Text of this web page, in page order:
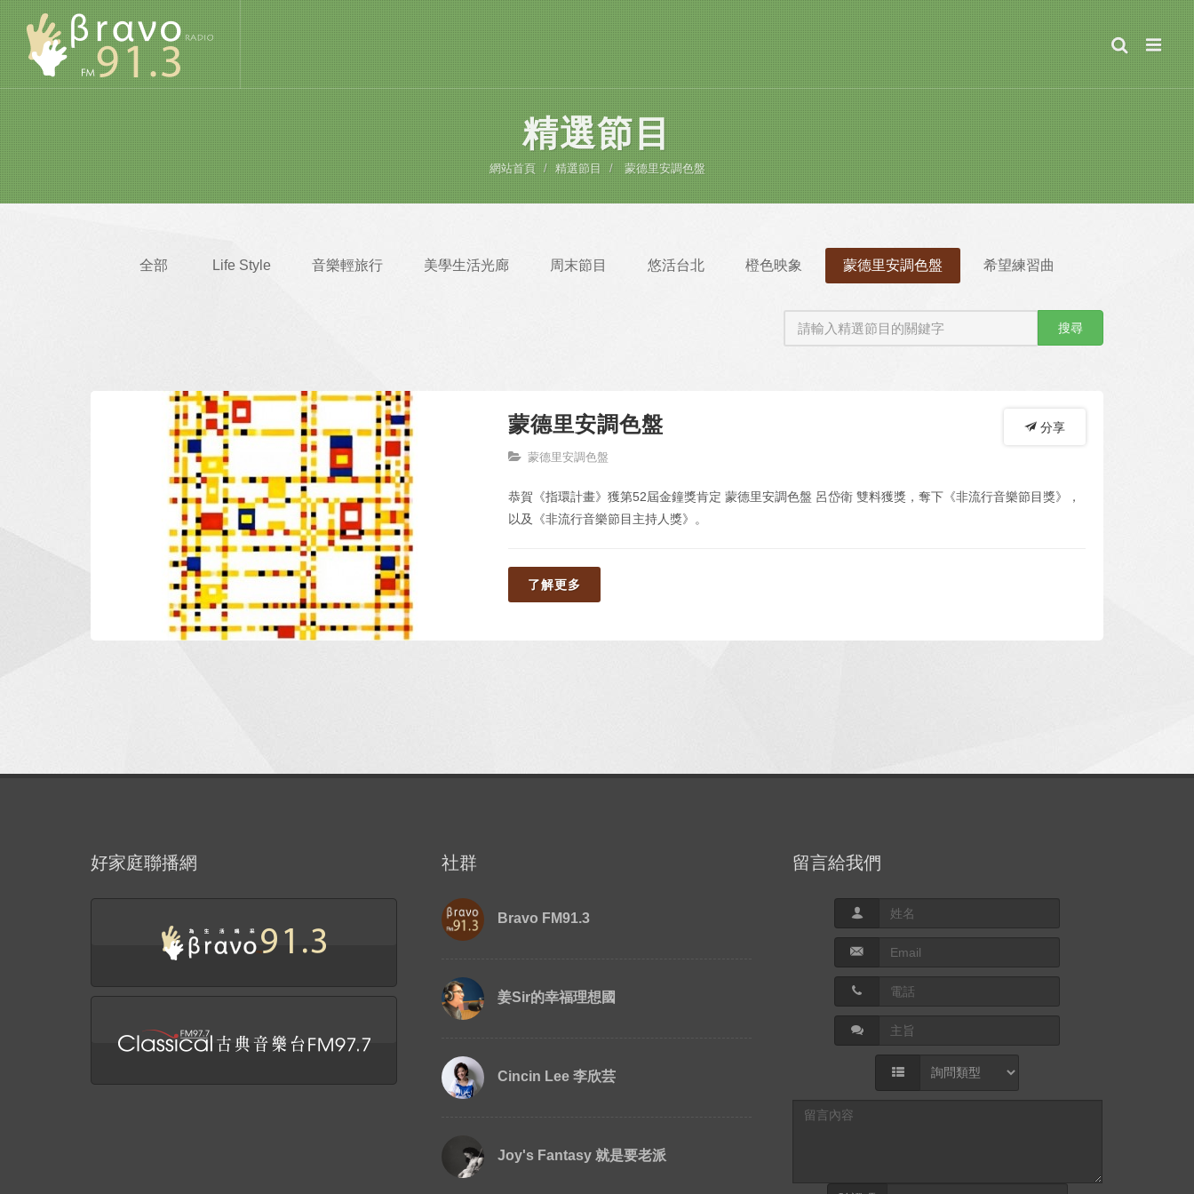
精選節目
網站首頁 精選節目 蒙德里安調色盤
全部 Life Style 音樂輕旅行 美學生活光廊 周末節目 悠活台北 橙色映象 蒙德里安調色盤 希望練習曲
搜尋
分享
蒙德里安調色盤
蒙德里安調色盤
恭賀《指環計畫》獲第52屆金鐘獎肯定 蒙德里安調色盤 呂岱衛 雙料獲獎，奪下《非流行音樂節目獎》，
以及《非流行音樂節目主持人獎》。
了解更多
好家庭聯播網 社群
Bravo FM91.3
姜Sir的幸福理想國
Cincin Lee 李欣芸
Joy's Fantasy 就是要老派
留言給我們